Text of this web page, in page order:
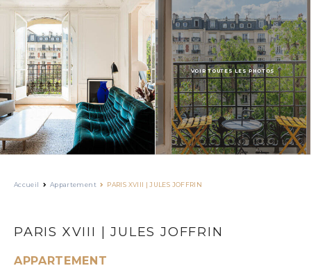
VOIR TOUTES LES PHOTOS
Accueil Appartement PARIS XVIII | JULES JOFFRIN
PARIS XVIII | JULES JOFFRIN
APPARTEMENT